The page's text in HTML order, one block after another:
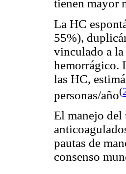
tienen mayor
La HC
55%),
vinculado a
hemorrágico.
las HC,
personas/año(
El manejo del
pautas de
consenso